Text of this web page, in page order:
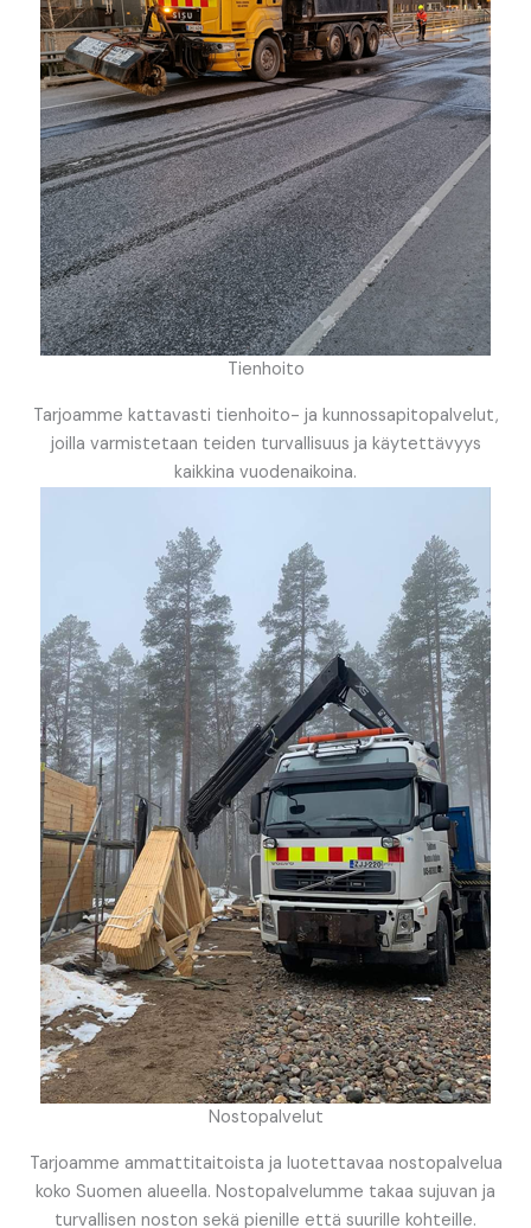
Tienhoito
Tarjoamme kattavasti tienhoito- ja kunnossapitopalvelut,
joilla varmistetaan teiden turvallisuus ja käytettävyys
kaikkina vuodenaikoina.
Nostopalvelut
Tarjoamme ammattitaitoista ja luotettavaa nostopalvelua
koko Suomen alueella. Nostopalvelumme takaa sujuvan ja
turvallisen noston sekä pienille että suurille kohteille.